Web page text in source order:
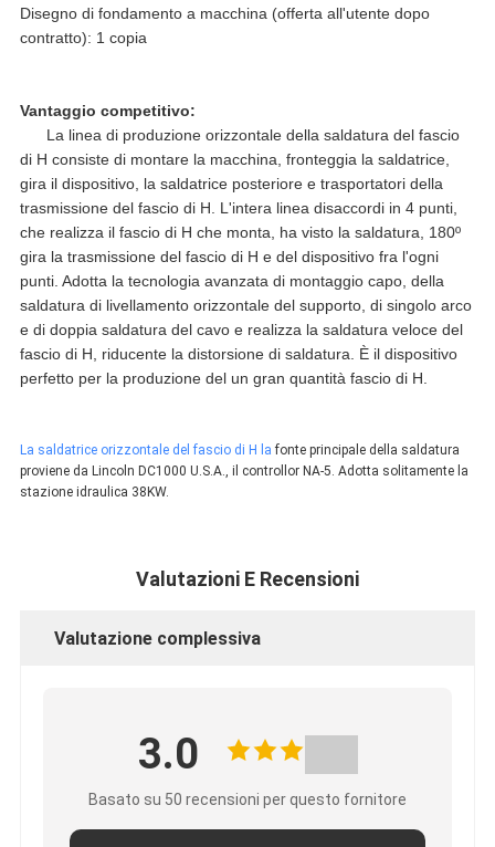
Disegno di fondamento a macchina (offerta all'utente dopo
contratto): 1 copia
Vantaggio competitivo:
La linea di produzione orizzontale della saldatura del fascio
di H consiste di montare la macchina, fronteggia la saldatrice,
gira il dispositivo, la saldatrice posteriore e trasportatori della
trasmissione del fascio di H. L'intera linea disaccordi in 4 punti,
che realizza il fascio di H che monta, ha visto la saldatura, 180º
gira la trasmissione del fascio di H e del dispositivo fra l'ogni
punti. Adotta la tecnologia avanzata di montaggio capo, della
saldatura di livellamento orizzontale del supporto, di singolo arco
e di doppia saldatura del cavo e realizza la saldatura veloce del
fascio di H, riducente la distorsione di saldatura. È il dispositivo
perfetto per la produzione del un gran quantità fascio di H.
La saldatrice orizzontale del fascio di H la fonte principale della saldatura
proviene da Lincoln DC1000 U.S.A., il controllor NA-5. Adotta solitamente la
stazione idraulica 38KW.
Valutazioni E Recensioni
Valutazione complessiva
3.0
Basato su 50 recensioni per questo fornitore